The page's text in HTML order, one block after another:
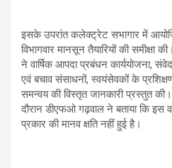
इसके उपरांत कलेक्ट्रेट सभागार में
विभागवार मानसून तैयारियों की समीक्षा
ने वार्षिक आपदा प्रबंधन कार्ययोजना,
एवं बचाव संसाधनों, स्वयंसेवकों के
समन्वय की विस्तृत जानकारी प्रस्तुत
दौरान डीएफओ गढ़वाल ने बताया कि इस
प्रकार की मानव क्षति नहीं हुई है।